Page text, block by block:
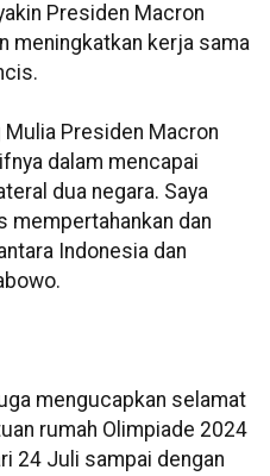
Presiden Macron
meningkatkan kerja sama
Mulia Presiden Macron
dalam mencapai
dua negara. Saya
mempertahankan dan
Indonesia dan
mengucapkan selamat
rumah Olimpiade 2024
24 Juli sampai dengan